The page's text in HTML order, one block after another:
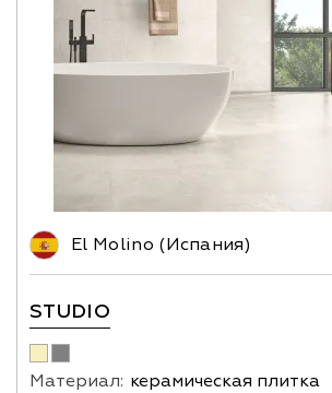
El Molino (Испания)
STUDIO
Материал: керамическая плитка